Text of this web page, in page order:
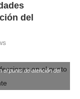
del
el punto de atención del